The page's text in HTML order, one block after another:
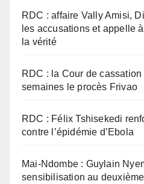
RDC : affaire Vally Amisi,
les accusations et appelle
la vérité
RDC : la Cour de
semaines le procès Frivao
RDC : Félix Tshisekedi
contre l’épidémie d’Ebola
Mai-Ndombe : Guylain
sensibilisation au